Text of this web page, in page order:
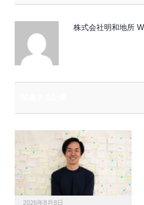
株式会社明和地所
2026年8月8日